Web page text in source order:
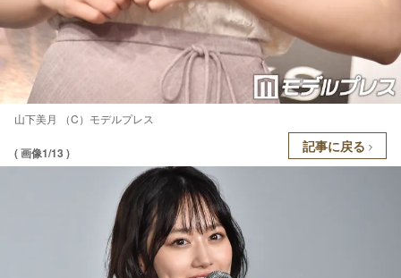
山下美月 （C）モデルプレス
( 画像1/13 ) 記事に戻る